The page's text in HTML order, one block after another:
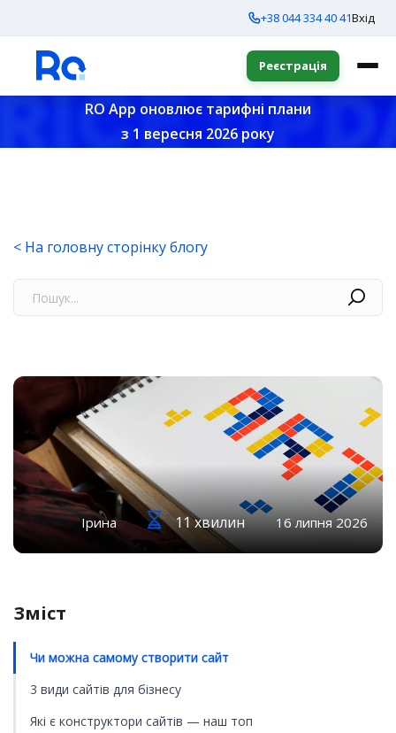
+38 044 334 40 41Вхід
Реєстрація
RO App оновлює тарифні плани
з 1 вересня 2026 року
< На головну сторінку блогу
Ірина 11 хвилин 16 липня 2026
Зміст
Чи можна самому створити сайт
3 види сайтів для бізнесу
Які є конструктори сайтів — наш топ